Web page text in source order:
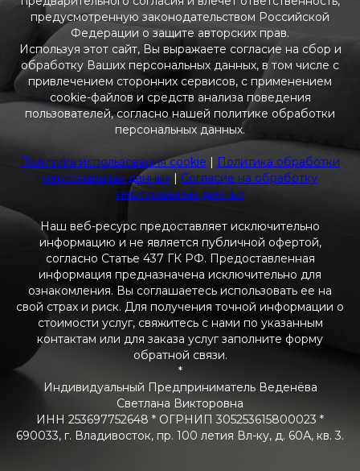
предусмотренную законодательством Российской
Федерации о защите авторских прав.
Используя этот сайт, Вы выражаете согласие на сбор и
обработку Ваших персональных данных, в том числе с
привлечением сторонних сервисов, с применением
cookie-файлов и средств анализа поведения
пользователей, согласно нашей политике обработки
персональных данных.
Политика использования cookie | Политика обработки
персональных данных | Согласие на обработку
персональных данных
Наш веб-ресурс предоставляет исключительно
информацию и не является публичной офертой,
согласно Статье 437 ГК РФ. Предоставленная
информация предназначена исключительно для
ознакомления. Вы соглашаетесь использовать ее на
свой страх и риск. Для получения точной информации о
стоимости услуг, свяжитесь с нами по указанным
контактам или для заказа услуг заполните форму
обратной связи.
*
Индивидуальный Предприниматель Веденёва
Светлана Викторовна
ИНН 253697752648 * ОГРНИП 305253615800023 *
690033, г. Владивосток, пр. 100 летия Вл-ку, д. 60А, кв. 3.